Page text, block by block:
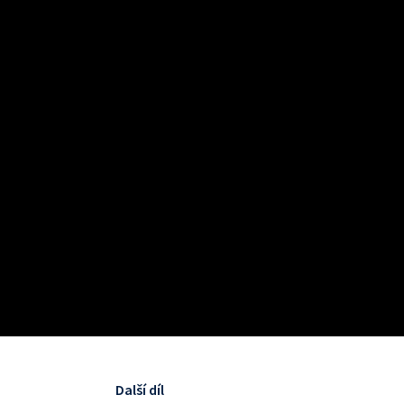
Další díl